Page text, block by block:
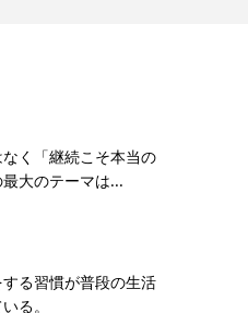
く「継続こそ本当の
大のテーマは...
る習慣が普段の生活
る。